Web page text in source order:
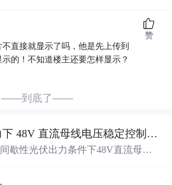
直接就显示了吗，他是先上传到
的！不知道楼主还要怎样显示？
赞
——到底了——
间歇性光伏出力下 48V 直流母线电压稳定控制及储能双向充放电闭环调控体系研究（Simulink仿真
歇性光伏出力条件下48V直流母线